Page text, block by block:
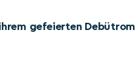
gefeierten